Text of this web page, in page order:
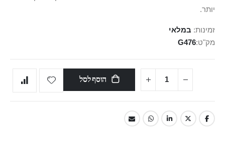
יותר.
זמינות: במלאי
מק"ט G476
הוסף לסל